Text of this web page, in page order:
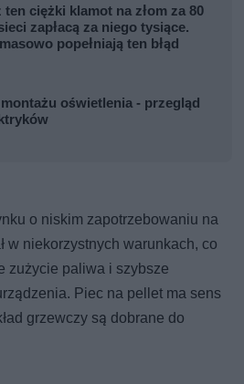
ten ciężki klamot na złom za 80
zapłacą za niego tysiące.
popełniają ten błąd
oświetlenia - przegląd
o niskim zapotrzebowaniu na
w niekorzystnych warunkach, co
zużycie paliwa i szybsze
Piec na pellet ma sens
grzewczy są dobrane do